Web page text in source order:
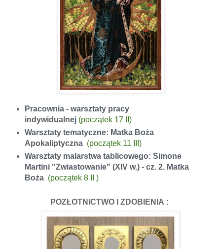
Pracownia - warsztaty pracy
indywidualnej (początek 17 II)
Warsztaty tematyczne: Matka Boża
Apokaliptyczna (początek11 III)
Warsztaty malarstwa tablicowego: Simone
Martini "Zwiastowanie" (XIV w.) - cz. 2. Matka
Boża (początek8 II )
POZŁOTNICTWO I ZDOBIENIA :